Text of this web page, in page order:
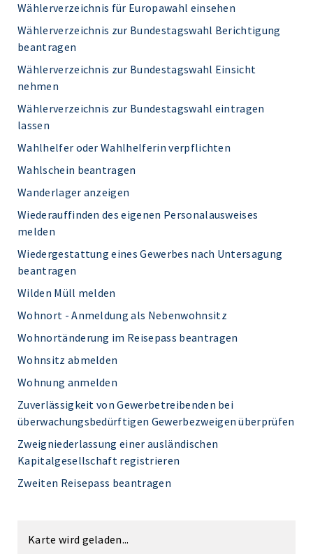
Wählerverzeichnis für Europawahl einsehen
Wählerverzeichnis zur Bundestagswahl Berichtigung
beantragen
Wählerverzeichnis zur Bundestagswahl Einsicht
nehmen
Wählerverzeichnis zur Bundestagswahl eintragen
lassen
Wahlhelfer oder Wahlhelferin verpflichten
Wahlschein beantragen
Wanderlager anzeigen
Wiederauffinden des eigenen Personalausweises
melden
Wiedergestattung eines Gewerbes nach Untersagung
beantragen
Wilden Müll melden
Wohnort - Anmeldung als Nebenwohnsitz
Wohnortänderung im Reisepass beantragen
Wohnsitz abmelden
Wohnung anmelden
Zuverlässigkeit von Gewerbetreibenden bei
überwachungsbedürftigen Gewerbezweigen überprüfen
Zweigniederlassung einer ausländischen
Kapitalgesellschaft registrieren
Zweiten Reisepass beantragen
Karte wird geladen...